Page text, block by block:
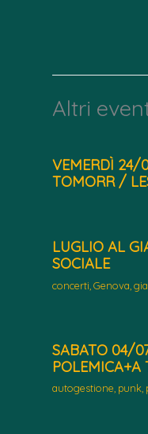
Altri
VEMERDÌ 24/
TOMORR /
LUGLIO AL
SOCIALE
concerti Genova
SABATO 04/
POLEMICA+A
autogestione, punk,